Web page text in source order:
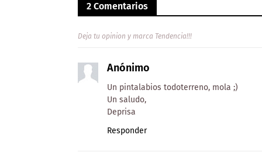
2 Comentarios
Deja tu opinion y marca Tendencia!!!
Anónimo
Un pintalabios todoterreno, mola ;)
Un saludo,
Deprisa
Responder